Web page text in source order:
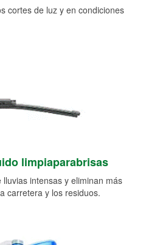
cortes de luz y en condiciones
limpiaparabrisas
intensas y eliminan más
carretera y los residuos.